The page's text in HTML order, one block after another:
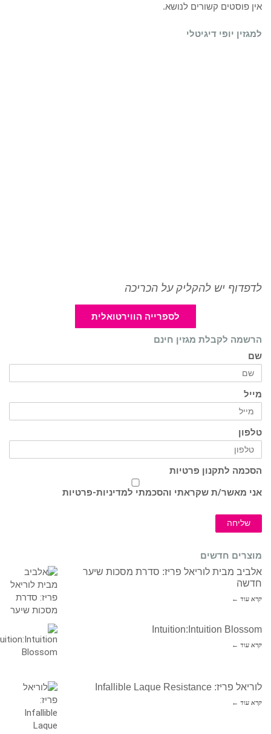
אין פוסטים קשורים לנושא.
למגזין יופי דיגיטלי
לדפדוף יש להקליק על הכריכה
לספרייה הווירטואלית
הרשמה לקבלת מגזין חינם
שם
מייל
טלפון
הסכמה לתקנון פרטיות
אני מאשר/ת שקראתי והסכמתי למדיניות-פרטיות
שליחה
מוצרים חדשים
אלביב מבית לוריאל פריז: סדרת מסכות שיער
חדשה
קרא עוד ←
Intuition:Intuition Blossom
קרא עוד ←
לוריאל פריז: Infallible Laque Resistance
קרא עוד ←